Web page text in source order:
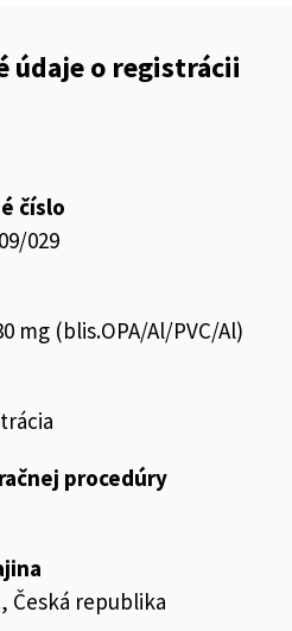
údaje o registrácii
číslo
029
mg (blis.OPA/Al/PVC/Al)
procedúry
Česká republika